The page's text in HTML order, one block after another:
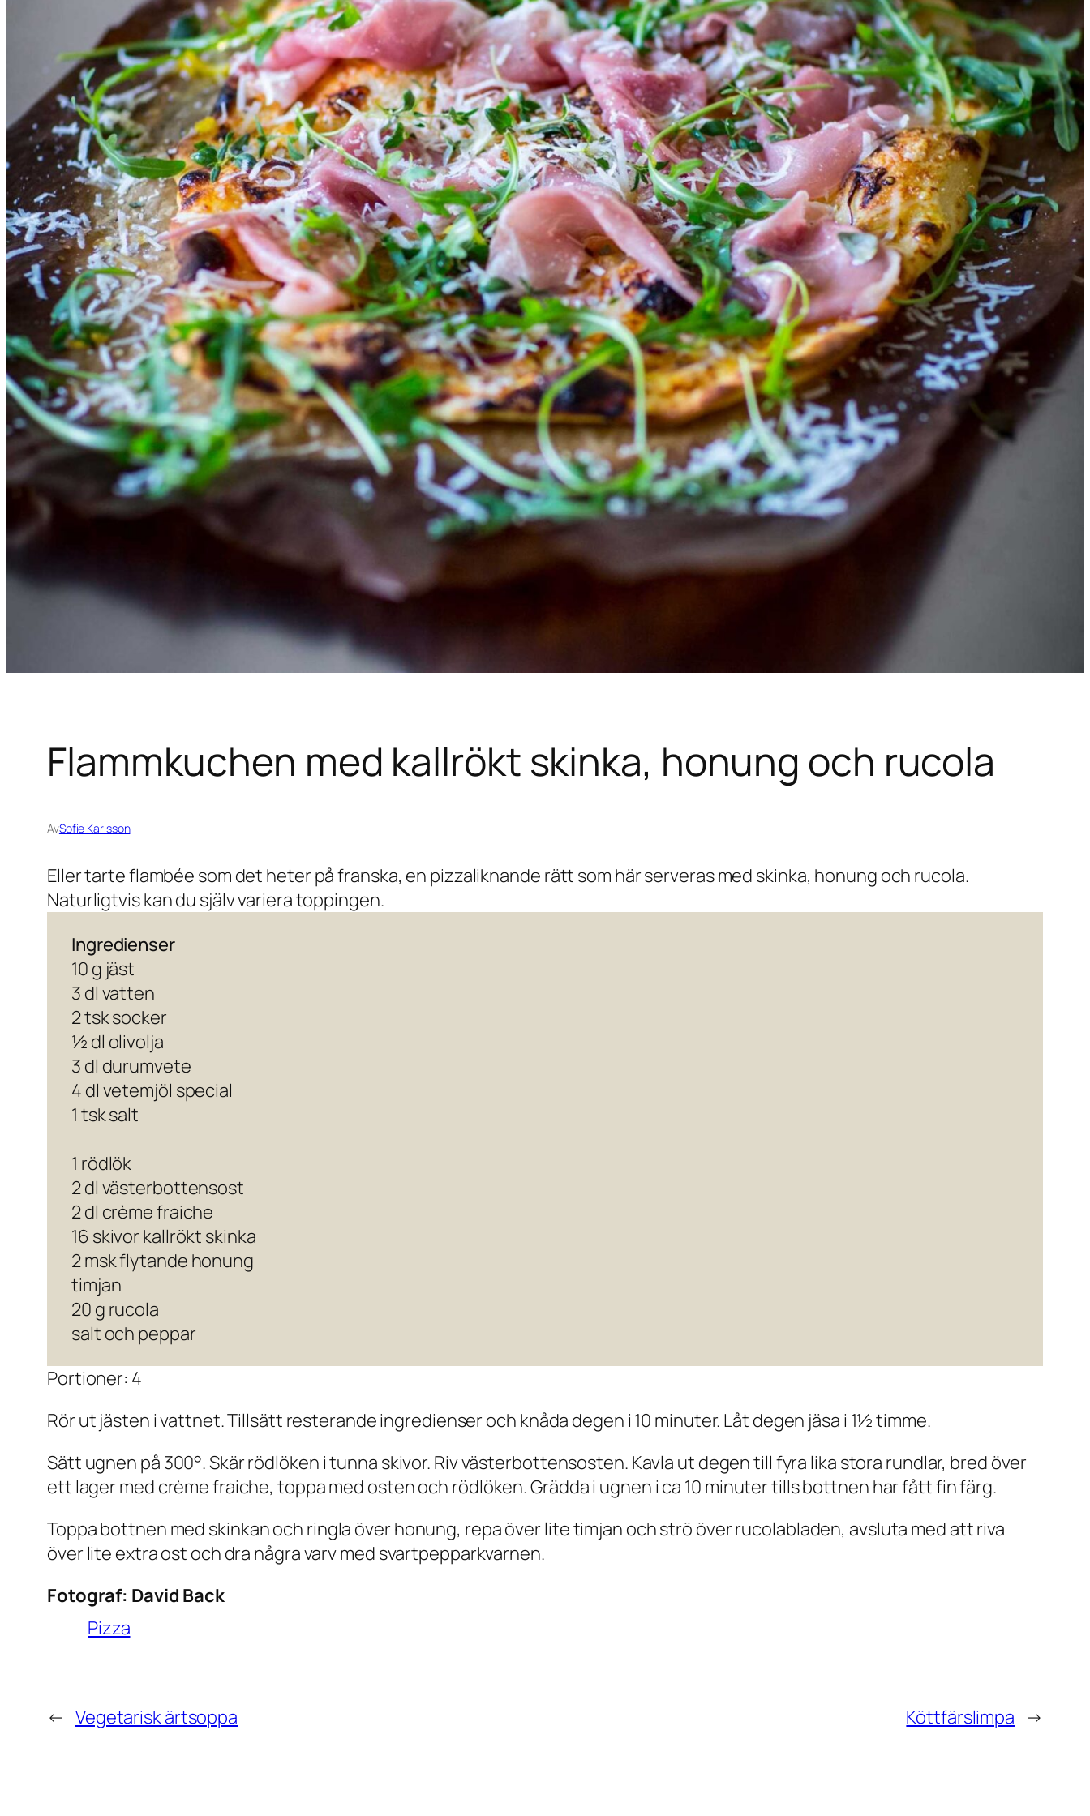
Flammkuchen med kallrökt skinka, honung och rucola
AvSofie Karlsson
Eller tarte flambée som det heter på franska, en pizzaliknande rätt som här serveras med skinka, honung och rucola.
Naturligtvis kan du själv variera toppingen.
Ingredienser
10 g jäst
3 dl vatten
2 tsk socker
½ dl olivolja
3 dl durumvete
4 dl vetemjöl special
1 tsk salt
1 rödlök
2 dl västerbottensost
2 dl crème fraiche
16 skivor kallrökt skinka
2 msk flytande honung
timjan
20 g rucola
salt och peppar
Portioner: 4
Rör ut jästen i vattnet. Tillsätt resterande ingredienser och knåda degen i 10 minuter. Låt degen jäsa i 1½ timme.
Sätt ugnen på 300°. Skär rödlöken i tunna skivor. Riv västerbottensosten. Kavla ut degen till fyra lika stora rundlar, bred över
ett lager med crème fraiche, toppa med osten och rödlöken. Grädda i ugnen i ca 10 minuter tills bottnen har fått fin färg.
Toppa bottnen med skinkan och ringla över honung, repa över lite timjan och strö över rucolabladen, avsluta med att riva
över lite extra ost och dra några varv med svartpepparkvarnen.
Fotograf: David Back
Pizza
← Vegetarisk ärtsoppa Köttfärslimpa →